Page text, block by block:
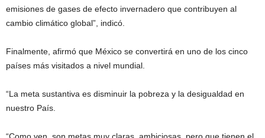
emisiones de gases de efecto invernadero que contribuyen al
cambio climático global”, indicó.
Finalmente, afirmó que México se convertirá en uno de los cinco
países más visitados a nivel mundial.
“La meta sustantiva es disminuir la pobreza y la desigualdad en
nuestro País.